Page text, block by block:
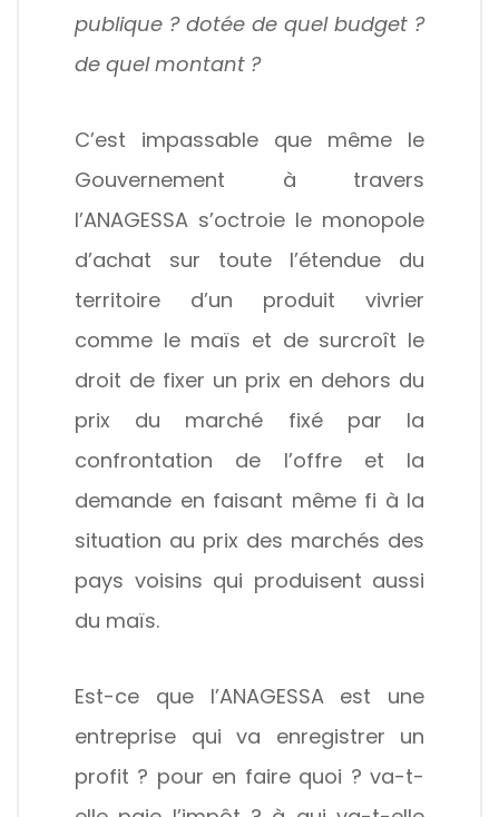
publique ? dotée de quel budget ?
de quel montant ?
C’est impassable que même le
Gouvernement à travers
l’ANAGESSA s’octroie le monopole
d’achat sur toute l’étendue du
territoire d’un produit vivrier
comme le maïs et de surcroît le
droit de fixer un prix en dehors du
prix du marché fixé par la
confrontation de l’offre et la
demande en faisant même fi à la
situation au prix des marchés des
pays voisins qui produisent aussi
du maïs.
Est-ce que l’ANAGESSA est une
entreprise qui va enregistrer un
profit ? pour en faire quoi ? va-t-